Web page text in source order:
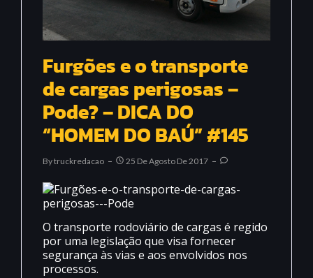
Furgões e o transporte
de cargas perigosas –
Pode? – DICA DO
“HOMEM DO BAÚ” #145
ByTruckredacao 25 De Agosto De 2017
O transporte rodoviário de cargas é regido
por uma legislação que visa fornecer
segurança às vias e aos envolvidos nos
processos.